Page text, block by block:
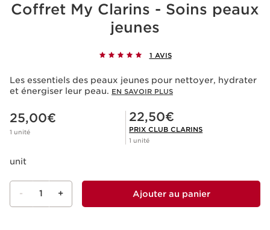
Coffret My Clarins - Soins peaux
jeunes
1 AVIS
Les essentiels des peaux jeunes pour nettoyer, hydrater
et énergiser leur peau. EN SAVOIR PLUS
Nouveau prix 25,00€
25,00€
1 unité
Prix Club Clarins 22,50€
22,50€
PRIX CLUB CLARINS
1 unité
unit
- 1 + Ajouter au panier